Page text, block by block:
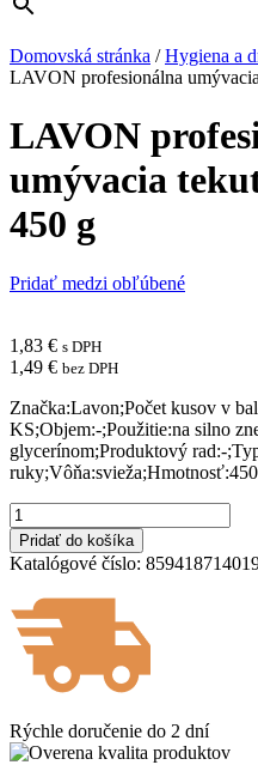
Domovská stránka /Hygiena a
LAVON profesionálna
LAVON
umývacia
450 g
Pridať medzi obľúbené
1,83 € s DPH
1,49 € bez DPH
Značka:Lavon;Počet kusov v
KS;Objem:-;Použitie:na silno
glycerínom;Produktový rad:-
množstvo
LAVON
profesionálna
umývacia
tekutá
pasta
na
Pridať do košíka
Katalógové číslo:
Rýchle doručenie do 2 dní